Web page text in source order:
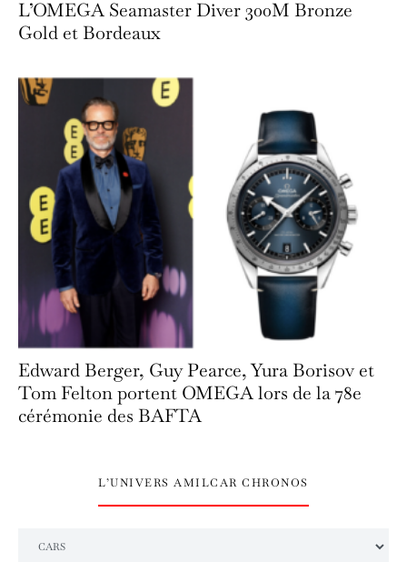
L’OMEGA Seamaster Diver 300M Bronze
Gold et Bordeaux
Edward Berger, Guy Pearce, Yura Borisov et
Tom Felton portent OMEGA lors de la 78e
cérémonie des BAFTA
L’UNIVERS AMILCAR CHRONOS